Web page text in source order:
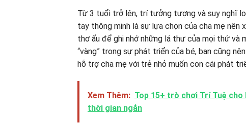
Từ 3 tuổi trở lên, trí tưởng tượng và suy nghĩ
tay thông minh là sự lựa chọn của cha mẹ
thơ ấu để ghi nhớ những lá thư của mọi thứ và
“vàng” trong sự phát triển của bé, bạn cũng
hỗ trợ cha mẹ với trẻ nhỏ muốn con cái phát
Xem Thêm: Top 15+ trò chơi Trí Tuệ
thời gian ngắn